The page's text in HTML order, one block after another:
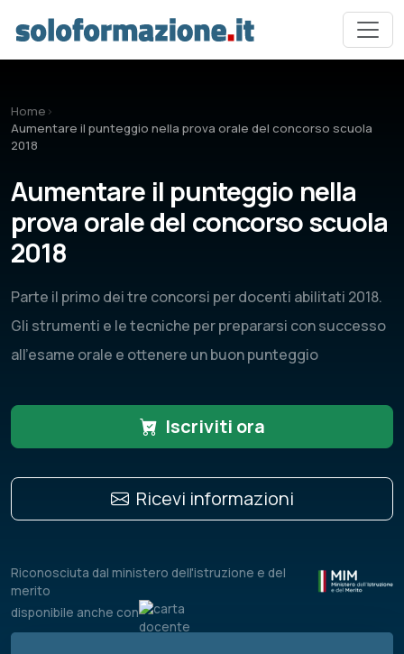
Home ›
Aumentare il punteggio nella prova orale del concorso scuola
2018
Aumentare il punteggio nella
prova orale del concorso scuola
2018
Parte il primo dei tre concorsi per docenti abilitati 2018.
Gli strumenti e le tecniche per prepararsi con successo
all'esame orale e ottenere un buon punteggio
Iscriviti ora
Ricevi informazioni
Riconosciuta dal ministero dell'istruzione e del
merito
disponibile anche con